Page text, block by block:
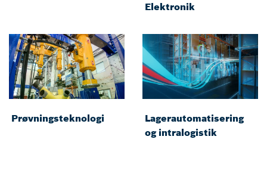
Elektronik
Prøvningsteknologi
Lagerautomatisering
og intralogistik